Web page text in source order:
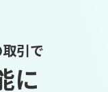
引で
に